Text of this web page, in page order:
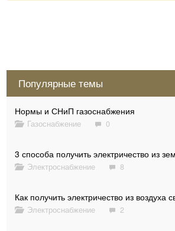
Популярные темы
Нормы и СНиП газоснабжения
Газоснабжение 0
3 способа получить электричество из
Электроснабжение 8
Как получить электричество из воздуха
Электроснабжение 2